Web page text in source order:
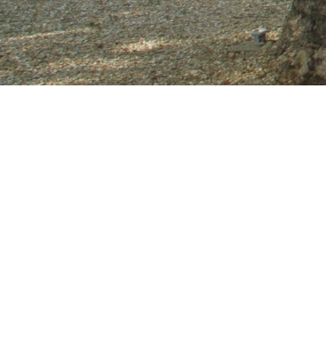
Superior
№
30
mit